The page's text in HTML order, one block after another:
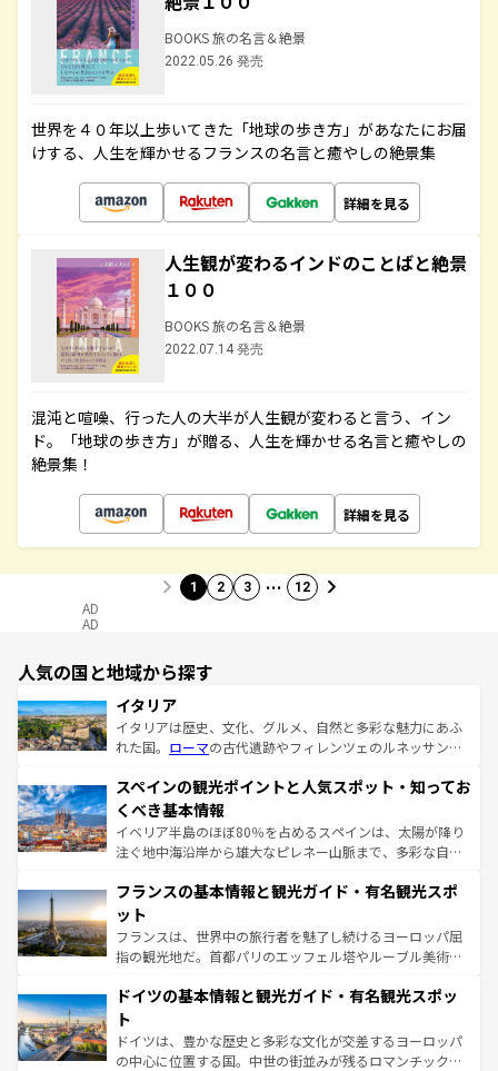
BOOKS 旅の名言＆絶景
2022.05.26 発売
世界を４０年以上歩いてきた「地球の歩き方」があなたにお届
けする、人生を輝かせるフランスの名言と癒やしの絶景集
詳細を見る
人生観が変わるインドのことばと絶景
１００
BOOKS 旅の名言＆絶景
2022.07.14 発売
混沌と喧噪、行った人の大半が人生観が変わると言う、イン
ド。「地球の歩き方」が贈る、人生を輝かせる名言と癒やしの
絶景集！
詳細を見る
1 2 3 … 12
AD
AD
人気の国と地域から探す
イタリア
イタリアは歴史、文化、グルメ、自然と多彩な魅力にあふ
れた国。 ローマの古代遺跡やフィレンツェのルネッサンス
ろん、トスカーナの美しい田園風景やアマルフィ海岸の絶
景など、自然景観も見逃せない。観光の合間には、本場の
ピザやパスタなど、絶品のイタリア料理を堪能することも
できる。朝目覚めてから夜眠るまで、すべての瞬間を楽し
なお、新着のイタリア情報はコンテンツ一覧を参照してほ
しい。
スペインの観光ポイントと人気スポット・知ってお
くべき基本情報
イベリア半島のほぼ80％を占めるスペインは、太陽が降り
注ぐ地中海沿岸から雄大なピレネー山脈まで、多彩な自然
文化が根付くこの国では、情熱的なフラメンコ、熱気あふ
れる闘牛、そして美味しいタパスが生活の一部となってい
る。首都マドリードの洗練された雰囲気や、バルセロナの
アートに溢れた街角から、地方では古代ローマ遺跡や中世
せる。地方によって風土や気候が異なるスペインはその個
ンテンツ一覧 を参照してほしい。
フランスの基本情報と観光ガイド・有名観光スポ
ット
フランスは、世界中の旅行者を魅了し続けるヨーロッパ屈
指の観光地だ。首都パリのエッフェル塔やルーブル美術館
で、幅広い魅力が詰まっている。華麗な宮殿、歴史的な大
聖堂、美しいビーチ、そして豊かな自然が、訪れる者を心
から魅了する。また、フランスは美食の国としても知ら
れ、フランス料理はユネスコ無形文化遺産にも登録されて
ドイツの基本情報と観光ガイド・有名観光スポッ
ト
ドイツは、豊かな歴史と多彩な文化が交差するヨーロッパ
の中心に位置する国。中世の街並みが残るロマンチック街